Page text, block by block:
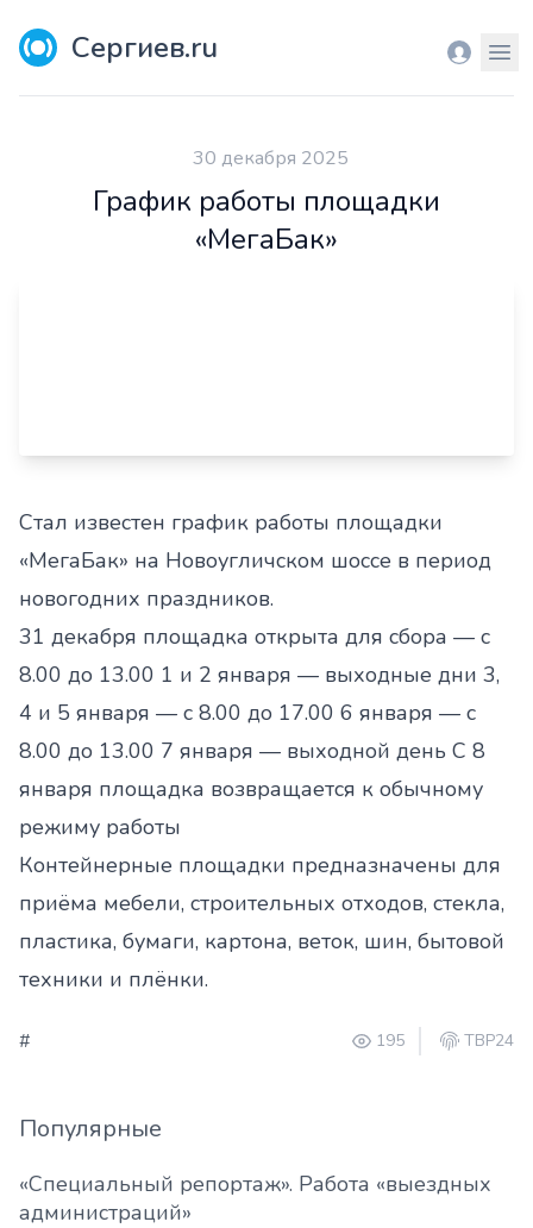
Сергиев.ru Вход
30 декабря 2025
График работы площадки
«МегаБак»
Стал известен график работы площадки
«МегаБак» на Новоугличском шоссе в период
новогодних праздников.
31 декабря площадка открыта для сбора — с
8.00 до 13.00 1 и 2 января — выходные дни 3,
4 и 5 января — с 8.00 до 17.00 6 января — с
8.00 до 13.00 7 января — выходной день С 8
января площадка возвращается к обычному
режиму работы
Контейнерные площадки предназначены для
приёма мебели, строительных отходов, стекла,
пластика, бумаги, картона, веток, шин, бытовой
техники и плёнки.
# 195 ТВР24
Популярные
«Специальный репортаж». Работа «выездных
администраций»